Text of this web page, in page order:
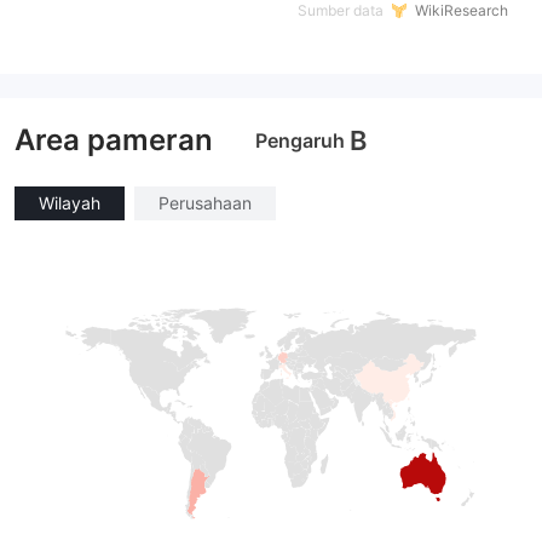
Sumber data WikiResearch
Area pameran Pengaruh B
Wilayah Perusahaan